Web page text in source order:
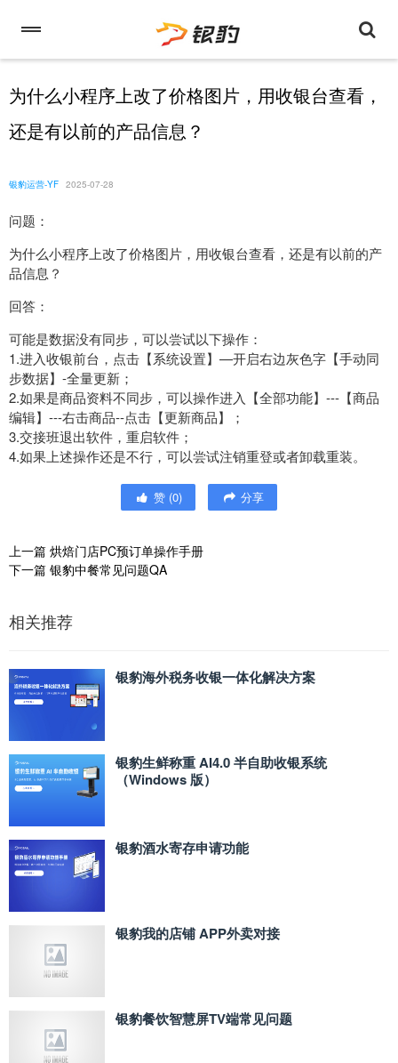
为什么小程序上改了价格图片，用收银台查看，
还是有以前的产品信息？
银豹运营-YF 2025-07-28
问题：
为什么小程序上改了价格图片，用收银台查看，还是有以前的产
品信息？
回答：
可能是数据没有同步，可以尝试以下操作：
1.进入收银前台，点击【系统设置】—开启右边灰色字【手动同
步数据】-全量更新；
2.如果是商品资料不同步，可以操作进入【全部功能】---【商品
编辑】---右击商品--点击【更新商品】；
3.交接班退出软件，重启软件；
4.如果上述操作还是不行，可以尝试注销重登或者卸载重装。
赞 (0) 分享
上一篇 烘焙门店PC预订单操作手册
下一篇 银豹中餐常见问题QA
相关推荐
银豹海外税务收银一体化解决方案
银豹生鲜称重 AI4.0 半自助收银系统
（Windows 版）
银豹酒水寄存申请功能
银豹我的店铺 APP外卖对接
银豹餐饮智慧屏TV端常见问题